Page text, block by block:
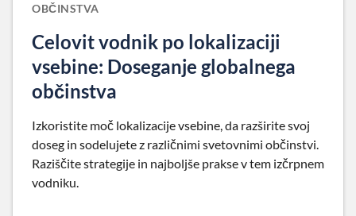
OBČINSTVA
Celovit vodnik po lokalizaciji
vsebine: Doseganje globalnega
občinstva
Izkoristite moč lokalizacije vsebine, da razširite svoj
doseg in sodelujete z različnimi svetovnimi občinstvi.
Raziščite strategije in najboljše prakse v tem izčrpnem
vodniku.